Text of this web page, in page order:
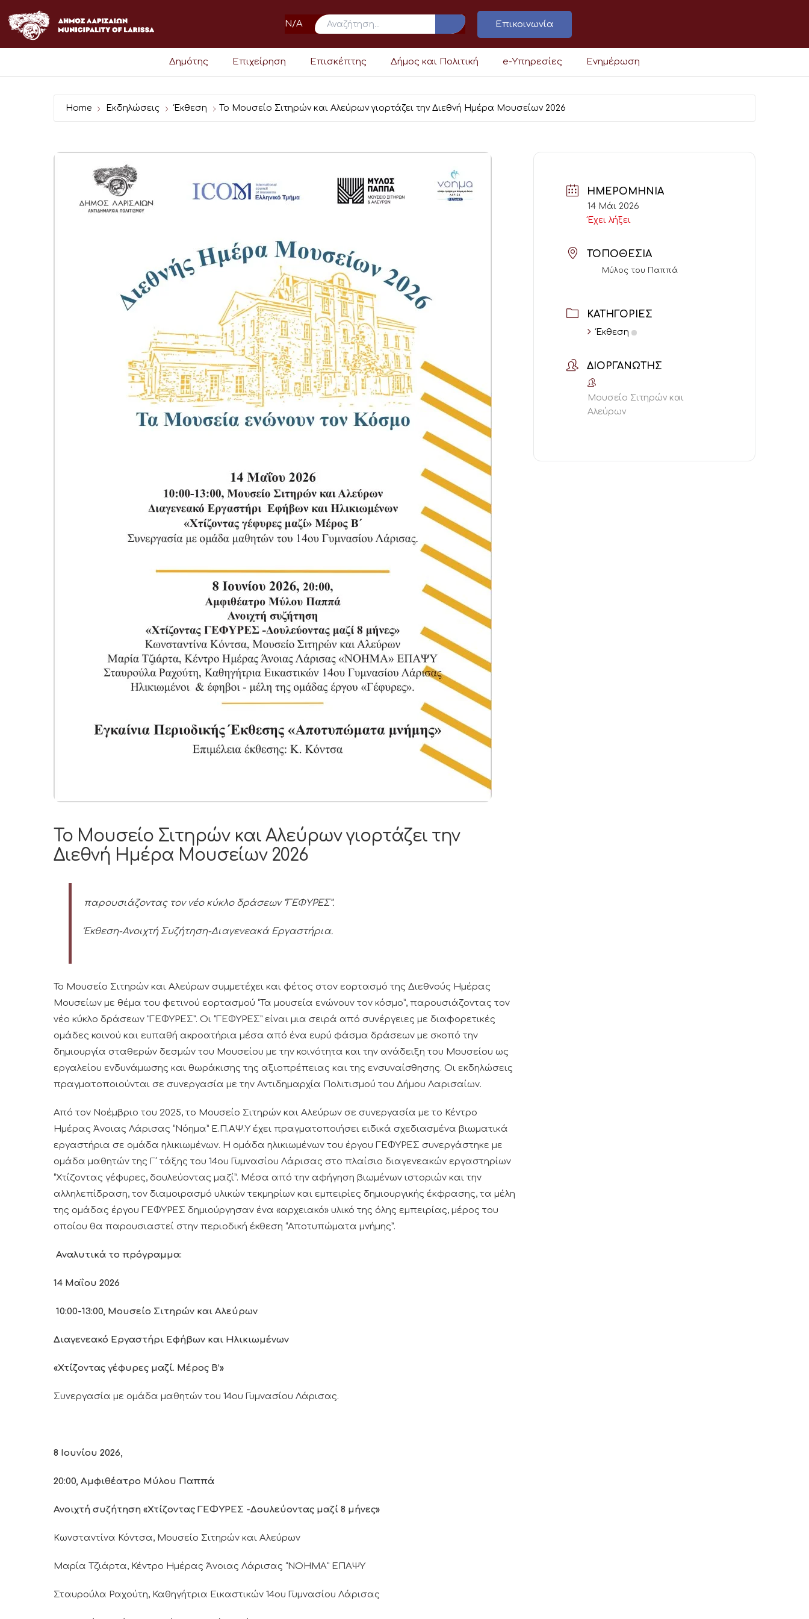
στο
περιεχόμενο
N/A Επικοινωνία
Δημότης Επιχείρηση Επισκέπτης Δήμος και Πολιτική e-Υπηρεσίες Ενημέρωση
Home Εκδηλώσεις Έκθεση Το Μουσείο Σιτηρών και Αλεύρων γιορτάζει την Διεθνή Ημέρα Μουσείων 2026
Το Μουσείο Σιτηρών και Αλεύρων γιορτάζει την
Διεθνή Ημέρα Μουσείων 2026
παρουσιάζοντας τον νέο κύκλο δράσεων “ΓΕΦΥΡΕΣ”.
Έκθεση-Ανοιχτή Συζήτηση-Διαγενεακά Εργαστήρια.
Το Μουσείο Σιτηρών και Αλεύρων συμμετέχει και φέτος στον εορτασμό της Διεθνούς Ημέρας
Μουσείων με θέμα του φετινού εορτασμού “Τα μουσεία ενώνουν τον κόσμο”, παρουσιάζοντας τον
νέο κύκλο δράσεων “ΓΕΦΥΡΕΣ”. Οι “ΓΕΦΥΡΕΣ” είναι μια σειρά από συνέργειες με διαφορετικές
ομάδες κοινού και ευπαθή ακροατήρια μέσα από ένα ευρύ φάσμα δράσεων με σκοπό την
δημιουργία σταθερών δεσμών του Μουσείου με την κοινότητα και την ανάδειξη του Μουσείου ως
εργαλείου ενδυνάμωσης και θωράκισης της αξιοπρέπειας και της ενσυναίσθησης. Οι εκδηλώσεις
πραγματοποιούνται σε συνεργασία με την Αντιδημαρχία Πολιτισμού του Δήμου Λαρισαίων.
Από τον Νοέμβριο του 2025, το Μουσείο Σιτηρών και Αλεύρων σε συνεργασία με το Κέντρο
Ημέρας Άνοιας Λάρισας “Νόημα” Ε.Π.ΑΨ.Υ έχει πραγματοποιήσει ειδικά σχεδιασμένα βιωματικά
εργαστήρια σε ομάδα ηλικιωμένων. Η ομάδα ηλικιωμένων του έργου ΓΕΦΥΡΕΣ συνεργάστηκε με
ομάδα μαθητών της Γ΄ τάξης του 14ου Γυμνασίου Λάρισας στο πλαίσιο διαγενεακών εργαστηρίων
“Χτίζοντας γέφυρες, δουλεύοντας μαζί”. Μέσα από την αφήγηση βιωμένων ιστοριών και την
αλληλεπίδραση, τον διαμοιρασμό υλικών τεκμηρίων και εμπειρίες δημιουργικής έκφρασης, τα μέλη
της ομάδας έργου ΓΕΦΥΡΕΣ δημιούργησαν ένα «αρχειακό» υλικό της όλης εμπειρίας, μέρος του
οποίου θα παρουσιαστεί στην περιοδική έκθεση “Αποτυπώματα μνήμης”.
Αναλυτικά το πρόγραμμα:
14 Μαΐου 2026
10:00-13:00, Μουσείο Σιτηρών και Αλεύρων
Διαγενεακό Εργαστήρι Εφήβων και Ηλικιωμένων
«Χτίζοντας γέφυρες μαζί. Μέρος B’»
Συνεργασία με ομάδα μαθητών του 14ου Γυμνασίου Λάρισας.
8 Ιουνίου 2026,
20:00, Αμφιθέατρο Μύλου Παππά
Ανοιχτή συζήτηση «Χτίζοντας ΓΕΦΥΡΕΣ -Δουλεύοντας μαζί 8 μήνες»
Κωνσταντίνα Κόντσα, Μουσείο Σιτηρών και Αλεύρων
Μαρία Τζιάρτα, Κέντρο Ημέρας Άνοιας Λάρισας “ΝΟΗΜΑ” ΕΠΑΨΥ
Σταυρούλα Ραχούτη, Καθηγήτρια Εικαστικών 14ου Γυμνασίου Λάρισας
ΗΜΕΡΟΜΗΝΊΑ
14 Μάι 2026
Έχει λήξει
ΤΟΠΟΘΕΣΊΑ
Μύλος του Παππά
ΚΑΤΗΓΟΡΊΕΣ
Έκθεση
ΔΙΟΡΓΑΝΩΤΉΣ
Μουσείο Σιτηρών και
Αλεύρων